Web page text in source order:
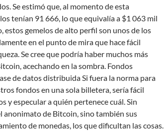
Se estimó que, al momento de esta
tenían 91 666, lo que equivalía a $1 063 mil
estos gemelos de alto perfil son unos de los
en el punto de mira que hace fácil
Se cree que podría haber muchos más
acechando en la sombra. Fondos
de datos distribuida Si fuera la norma para
fondos en una sola billetera, sería fácil
y especular a quién pertenece cuál. Sin
anonimato de Bitcoin, sino también sus
de monedas, los que dificultan las cosas.